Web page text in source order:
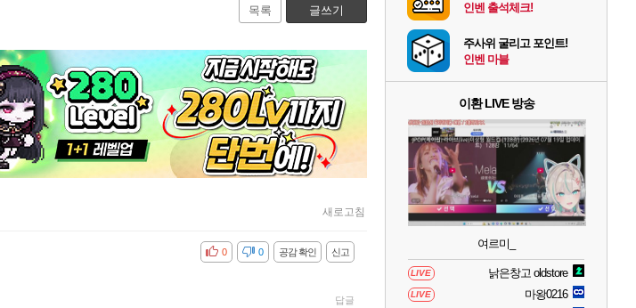
목록 글쓰기
새로고침
신고
공감 확인
비공감 0
0
답글
인벤 출석체크!
주사위 굴리고 포인트!
인벤 마블
이환 LIVE 방송
여르미_
LIVE 낡은창고 oldstore
LIVE 마왕0216